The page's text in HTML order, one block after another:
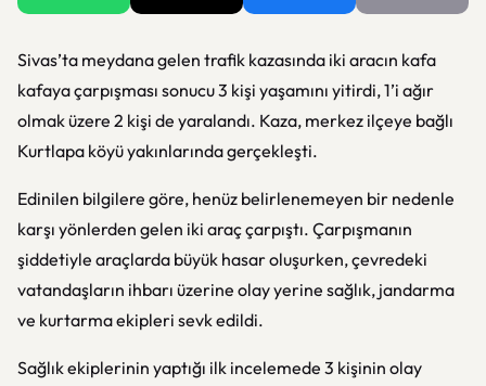
Sivas’ta meydana gelen trafik kazasında iki aracın kafa
kafaya çarpışması sonucu 3 kişi yaşamını yitirdi, 1’i ağır
olmak üzere 2 kişi de yaralandı. Kaza, merkez ilçeye bağlı
Kurtlapa köyü yakınlarında gerçekleşti.
Edinilen bilgilere göre, henüz belirlenemeyen bir nedenle
karşı yönlerden gelen iki araç çarpıştı. Çarpışmanın
şiddetiyle araçlarda büyük hasar oluşurken, çevredeki
vatandaşların ihbarı üzerine olay yerine sağlık, jandarma
ve kurtarma ekipleri sevk edildi.
Sağlık ekiplerinin yaptığı ilk incelemede 3 kişinin olay